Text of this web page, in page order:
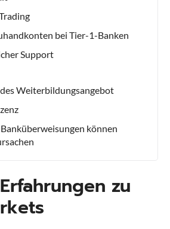
bei Tier-1-Banken
Support
Weiterbildungsangebot
können
zu